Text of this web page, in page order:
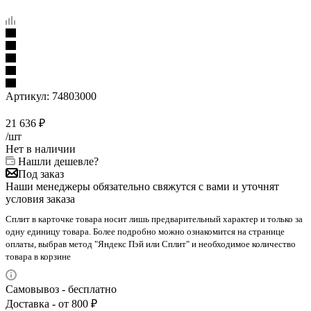
Артикул: 74803000
21 636 ₽
/шт
Нет в наличии
Нашли дешевле?
Под заказ
Наши менеджеры обязательно свяжутся с вами и уточнят
условия заказа
Сплит в карточке товара носит лишь предварительный характер и только за
одну единицу товара. Более подробно можно ознакомится на странице
оплаты, выбрав метод "Яндекс Пэй или Сплит" и необходимое количество
товара в корзине
Самовывоз - бесплатно
Доставка - от 800 ₽